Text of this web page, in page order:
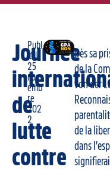
Journée
de
lutte
contre
Publ
ié le
25
nov
emb
re
202
2
Dès sa
de la
von der
de la
dans